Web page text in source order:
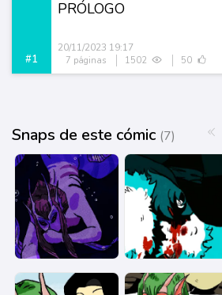
#1
PRÓLOGO
20/11/2023 19:17
7 páginas 1502 50
Snaps de este cómic (7)